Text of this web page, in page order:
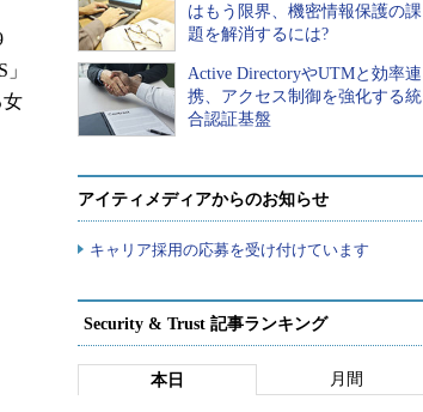
ブログ
女
はもう限界、機密情報保護の課
題を解消するには?
Active DirectoryやUTMと効率連
携、アクセス制御を強化する統
合認証基盤
アイティメディアからのお知らせ
キャリア採用の応募を受け付けています
Security & Trust 記事ランキング
本日 月間